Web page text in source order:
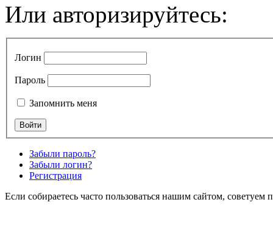
Или авторизируйтесь:
Логин
Пароль
Запомнить меня
Забыли пароль?
Забыли логин?
Регистрация
Если собираетесь часто пользоваться нашим сайтом, советуем